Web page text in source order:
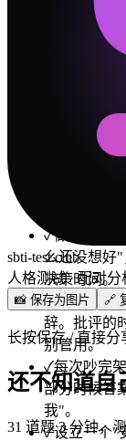
选一个双方都能承
冲突解决指南
错，是两个
✓做决定时
么还没想好
决策时间。
✓矫情王 说
辞。批评的
别管用。
✓每次吵完
部分时候答
我"。
✓设立一个"
sbti-test.club
人格测试 · 配对分
📸 保存为图片 🔗
长按保存 / 直接分
还不知道自
31 道题 3 分钟，